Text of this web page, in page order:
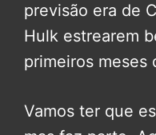
previsão era de
Hulk estrearem
primeiros meses
Vamos ter que